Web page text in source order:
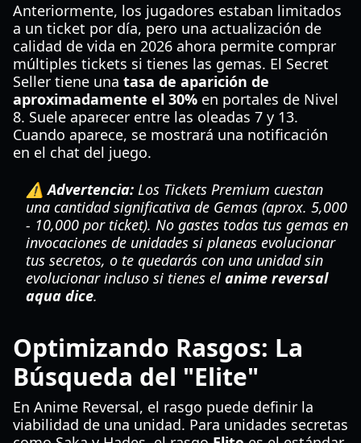
Anteriormente, los jugadores estaban limitados
a un ticket por día, pero una actualización de
calidad de vida en 2026 ahora permite comprar
múltiples tickets si tienes las gemas. El Secret
Seller tiene una tasa de aparición de
aproximadamente el 30% en portales de Nivel
8. Suele aparecer entre las oleadas 7 y 13.
Cuando aparece, se mostrará una notificación
en el chat del juego.
⚠️ Advertencia: Los Tickets Premium cuestan
una cantidad significativa de Gemas (aprox. 5,000
- 10,000 por ticket). No gastes todas tus gemas en
invocaciones de unidades si planeas evolucionar
tus secretos, o te quedarás con una unidad sin
evolucionar incluso si tienes el anime reversal
aqua dice.
Optimizando Rasgos: La
Búsqueda del "Elite"
En Anime Reversal, el rasgo puede definir la
viabilidad de una unidad. Para unidades secretas